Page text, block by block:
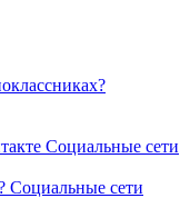
Социальные сети
Социальные сети